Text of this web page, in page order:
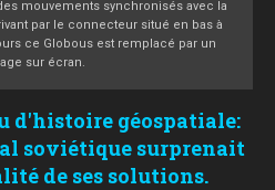
mouvements synchronisés avec la
par le connecteur situé en bas à
ce Globous est remplacé par un
sur écran.
d'histoire géospatiale:
soviétique surprenait
de ses solutions.